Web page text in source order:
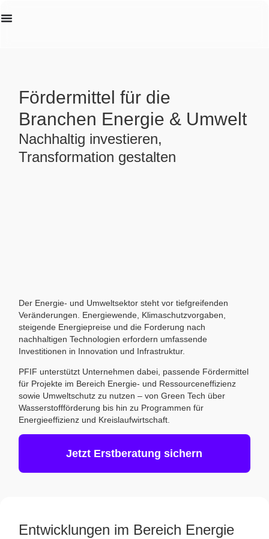
Fördermittel für die
Branchen Energie & Umwelt
Nachhaltig investieren,
Transformation gestalten
Der Energie- und Umweltsektor steht vor tiefgreifenden
Veränderungen. Energiewende, Klimaschutzvorgaben,
steigende Energiepreise und die Forderung nach
nachhaltigen Technologien erfordern umfassende
Investitionen in Innovation und Infrastruktur.
PFIF unterstützt Unternehmen dabei, passende Fördermittel
für Projekte im Bereich Energie- und Ressourceneffizienz
sowie Umweltschutz zu nutzen – von Green Tech über
Wasserstoffförderung bis hin zu Programmen für
Energieeffizienz und Kreislaufwirtschaft.
Jetzt Erstberatung sichern
Entwicklungen im Bereich Energie